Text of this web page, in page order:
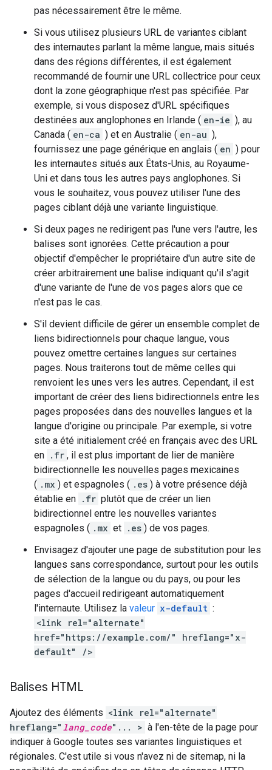
pas nécessairement être le même.
Si vous utilisez plusieurs URL de variantes ciblant
des internautes parlant la même langue, mais situés
dans des régions différentes, il est également
recommandé de fournir une URL collectrice pour ceux
dont la zone géographique n'est pas spécifiée. Par
exemple, si vous disposez d'URL spécifiques
destinées aux anglophones en Irlande ( en-ie ), au
Canada ( en-ca ) et en Australie ( en-au ),
fournissez une page générique en anglais ( en ) pour
les internautes situés aux États-Unis, au Royaume-
Uni et dans tous les autres pays anglophones. Si
vous le souhaitez, vous pouvez utiliser l'une des
pages ciblant déjà une variante linguistique.
Si deux pages ne redirigent pas l'une vers l'autre, les
balises sont ignorées. Cette précaution a pour
objectif d'empêcher le propriétaire d'un autre site de
créer arbitrairement une balise indiquant qu'il s'agit
d'une variante de l'une de vos pages alors que ce
n'est pas le cas.
S'il devient difficile de gérer un ensemble complet de
liens bidirectionnels pour chaque langue, vous
pouvez omettre certaines langues sur certaines
pages. Nous traiterons tout de même celles qui
renvoient les unes vers les autres. Cependant, il est
important de créer des liens bidirectionnels entre les
pages proposées dans des nouvelles langues et la
langue d'origine ou principale. Par exemple, si votre
site a été initialement créé en français avec des URL
en .fr , il est plus important de lier de manière
bidirectionnelle les nouvelles pages mexicaines
( .mx ) et espagnoles ( .es ) à votre présence déjà
établie en .fr plutôt que de créer un lien
bidirectionnel entre les nouvelles variantes
espagnoles ( .mx et .es ) de vos pages.
Envisagez d'ajouter une page de substitution pour les
langues sans correspondance, surtout pour les outils
de sélection de la langue ou du pays, ou pour les
pages d'accueil redirigeant automatiquement
l'internaute. Utilisez la valeur x-default :
<link rel="alternate"
href="https://example.com/" hreflang="x-
default" />
Balises HTML
Ajoutez des éléments <link rel="alternate"
hreflang=" lang_code"... > à l'en-tête de la page pour
indiquer à Google toutes ses variantes linguistiques et
régionales. C'est utile si vous n'avez ni de sitemap, ni la